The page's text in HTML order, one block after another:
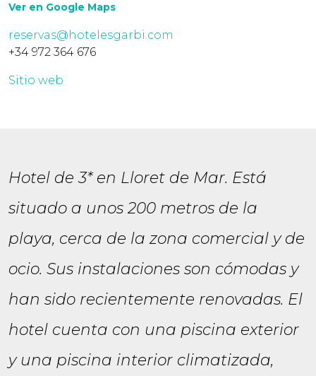
Ver en Google Maps
reservas@hotelesgarbi.com
+34 972 364 676
Sitio web
Hotel de 3* en Lloret de Mar. Está
situado a unos 200 metros de la
playa, cerca de la zona comercial y de
ocio. Sus instalaciones son cómodas y
han sido recientemente renovadas. El
hotel cuenta con una piscina exterior
y una piscina interior climatizada,